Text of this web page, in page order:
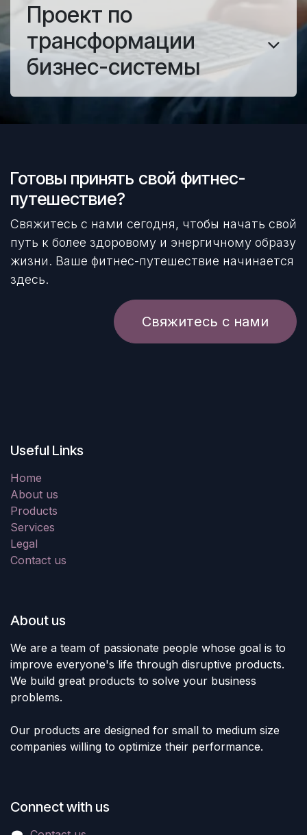
Проект по
трансформации
бизнес-системы
Готовы принять свой фитнес-
путешествие?
Свяжитесь с нами сегодня, чтобы начать свой
путь к более здоровому и энергичному образу
жизни. Ваше фитнес-путешествие начинается
здесь.
Свяжитесь с нами
Useful Links
Home
About us
Products
Services
Legal
Contact us
About us
We are a team of passionate people whose goal is to
improve everyone's life through disruptive products.
We build great products to solve your business
problems.
Our products are designed for small to medium size
companies willing to optimize their performance.
Connect with us